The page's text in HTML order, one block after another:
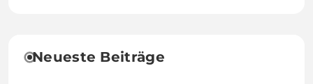
Neueste Beiträge